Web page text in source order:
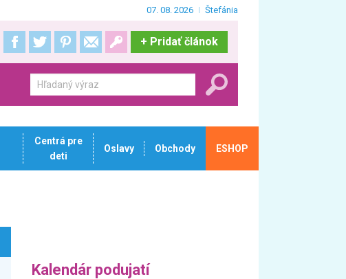
07. 08. 2026 Štefánia
+ Pridať článok
Centrá pre
deti
Oslavy Obchody ESHOP
Kalendár podujatí